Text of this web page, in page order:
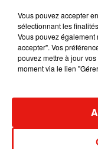
7
Vous pouvez accepter
sélectionnant les
Vous pouvez
accepter". Vos
pouvez mettre à jour
moment via le lien